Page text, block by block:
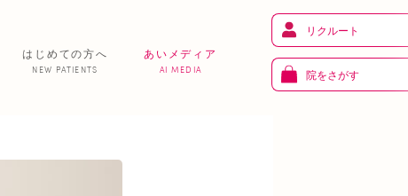
はじめての方へ
NEW PATIENTS
あいメディア
AI MEDIA
リクルート
院をさがす